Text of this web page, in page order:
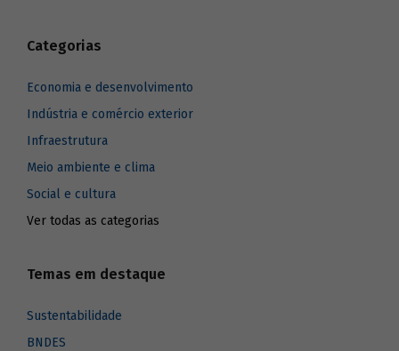
Categorias
Economia e desenvolvimento
Indústria e comércio exterior
Infraestrutura
Meio ambiente e clima
Social e cultura
Ver todas as categorias
Temas em destaque
Sustentabilidade
BNDES